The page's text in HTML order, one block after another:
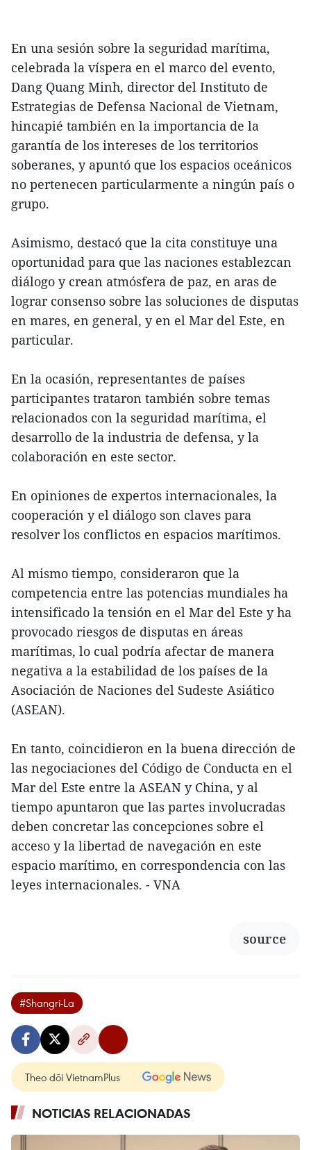
En una sesión sobre la seguridad marítima,
celebrada la víspera en el marco del evento,
Dang Quang Minh, director del Instituto de
Estrategias de Defensa Nacional de Vietnam,
hincapié también en la importancia de la
garantía de los intereses de los territorios
soberanes, y apuntó que los espacios oceánicos
no pertenecen particularmente a ningún país o
grupo.
Asimismo, destacó que la cita constituye una
oportunidad para que las naciones establezcan
diálogo y crean atmósfera de paz, en aras de
lograr consenso sobre las soluciones de disputas
en mares, en general, y en el Mar del Este, en
particular.
En la ocasión, representantes de países
participantes trataron también sobre temas
relacionados con la seguridad marítima, el
desarrollo de la industria de defensa, y la
colaboración en este sector.
En opiniones de expertos internacionales, la
cooperación y el diálogo son claves para
resolver los conflictos en espacios marítimos.
Al mismo tiempo, consideraron que la
competencia entre las potencias mundiales ha
intensificado la tensión en el Mar del Este y ha
provocado riesgos de disputas en áreas
marítimas, lo cual podría afectar de manera
negativa a la estabilidad de los países de la
Asociación de Naciones del Sudeste Asiático
(ASEAN).
En tanto, coincidieron en la buena dirección de
las negociaciones del Código de Conducta en el
Mar del Este entre la ASEAN y China, y al
tiempo apuntaron que las partes involucradas
deben concretar las concepciones sobre el
acceso y la libertad de navegación en este
espacio marítimo, en correspondencia con las
leyes internacionales. - VNA
source
#Shangri-La
Theo dõi VietnamPlus
NOTICIAS RELACIONADAS